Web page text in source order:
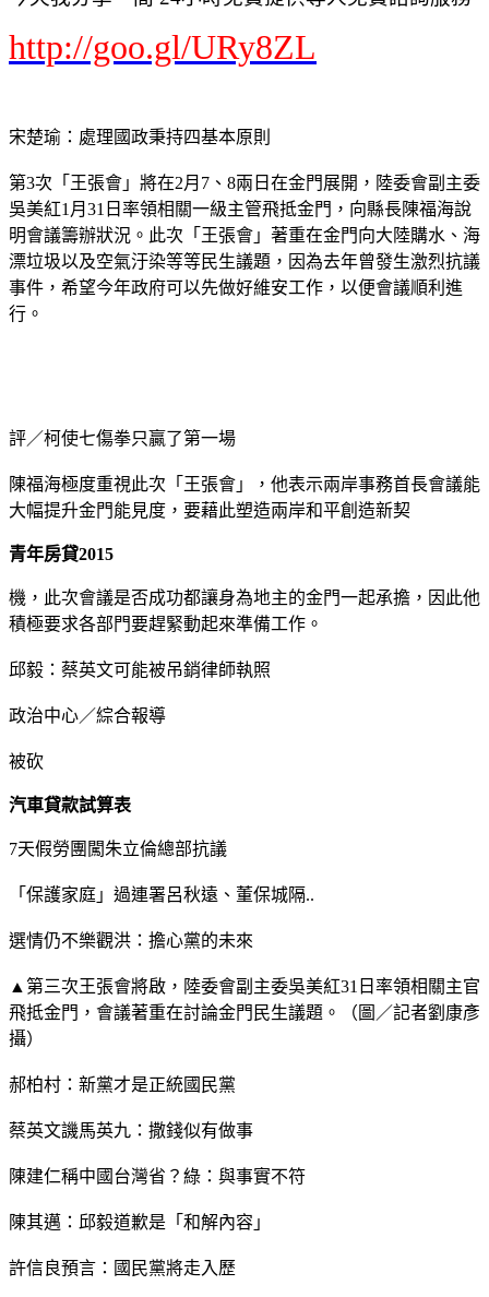
http://goo.gl/URy8ZL
宋楚瑜：處理國政秉持四基本原則
第3次「王張會」將在2月7、8兩日在金門展開，陸委會副主委
吳美紅1月31日率領相關一級主管飛抵金門，向縣長陳福海說
明會議籌辦狀況。此次「王張會」著重在金門向大陸購水、海
漂垃圾以及空氣汙染等等民生議題，因為去年曾發生激烈抗議
事件，希望今年政府可以先做好維安工作，以便會議順利進
行。
評／柯使七傷拳只贏了第一場
陳福海極度重視此次「王張會」，他表示兩岸事務首長會議能
大幅提升金門能見度，要藉此塑造兩岸和平創造新契
青年房貸2015
機，此次會議是否成功都讓身為地主的金門一起承擔，因此他
積極要求各部門要趕緊動起來準備工作。
邱毅：蔡英文可能被吊銷律師執照
政治中心／綜合報導
被砍
汽車貸款試算表
7天假勞團闖朱立倫總部抗議
「保護家庭」過連署呂秋遠、董保城隔..
選情仍不樂觀洪：擔心黨的未來
▲第三次王張會將啟，陸委會副主委吳美紅31日率領相關主官
飛抵金門，會議著重在討論金門民生議題。（圖／記者劉康彥
攝）
郝柏村：新黨才是正統國民黨
蔡英文譏馬英九：撒錢似有做事
陳建仁稱中國台灣省？綠：與事實不符
陳其邁：邱毅道歉是「和解內容」
許信良預言：國民黨將走入歷